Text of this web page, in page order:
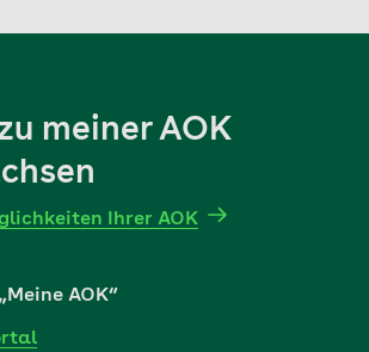
meiner AOK
Ihrer AOK
AOK“